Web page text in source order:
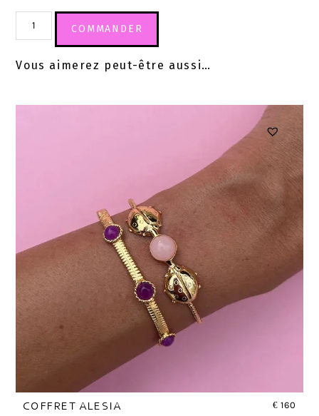
COMMANDER
Vous aimerez peut-être aussi…
COFFRET ALESIA € 160